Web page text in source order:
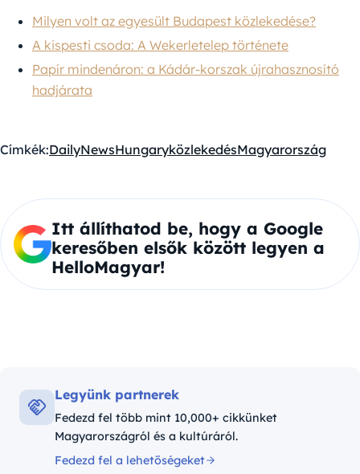
Milyen volt az egyesült Budapest közlekedése?
A kispesti csoda: A Wekerletelep története
Papír mindenáron: a Kádár-korszak újrahasznosító
hadjárata
Címkék:DailyNewsHungaryközlekedésMagyarország
Itt állíthatod be, hogy a Google
keresőben elsők között legyen a
HelloMagyar!
Legyünk partnerek
Fedezd fel több mint 10,000+ cikkünket
Magyarországról és a kultúráról.
Fedezd fel a lehetőségeket